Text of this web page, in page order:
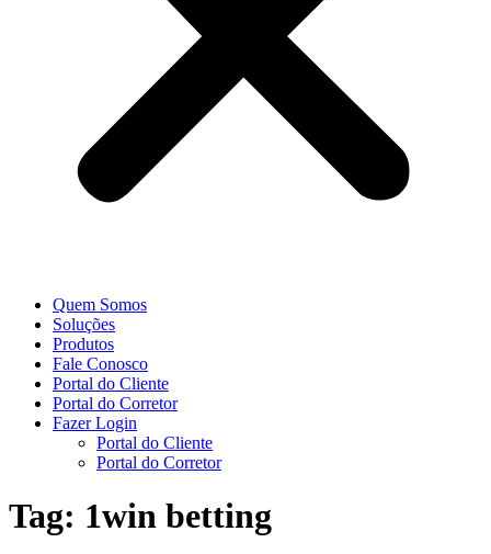
Quem Somos
Soluções
Produtos
Fale Conosco
Portal do Cliente
Portal do Corretor
Fazer Login
Portal do Cliente
Portal do Corretor
Tag: 1win betting